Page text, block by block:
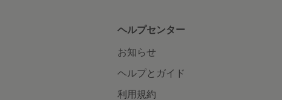
ヘルプセンター
お知らせ
ヘルプとガイド
利用規約